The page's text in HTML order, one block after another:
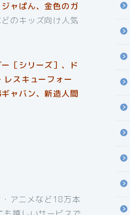
ャぱん、金色のガ
どのキッズ向け人気
［シリーズ］、ド
スキューフォー
ャバン、新造人間
アニメなど18万本